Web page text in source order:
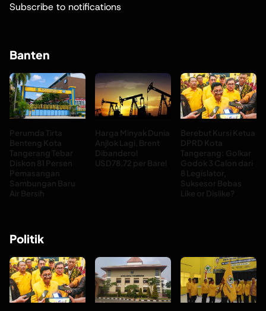
Subscribe to notifications
Banten
Perumda Tirta
Benteng Kota
Tangerang Tebar
Diskon 81 Persen
Pemasangan
Sambungan Baru
Air Bersih
Harga Minyak Dunia
Anjlok Lagi, Brent
Dibanderol
USD78,72 per Barel
Berebut Kursi Ketua
DPRD Kota
Tangerang: Golkar
Godok 3 Calon dari
8 Legislator,
Suksesor Bebas
Like or Dislike?
Politik